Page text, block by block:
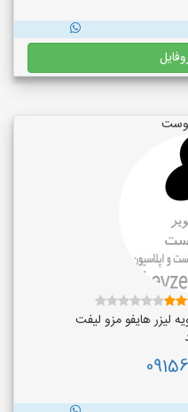
لیزر هایفو مزو لیفت